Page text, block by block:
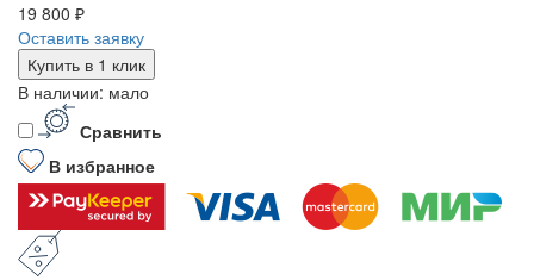
19 800 ₽
Оставить заявку
Купить в 1 клик
В наличии: мало
Сравнить
В избранное